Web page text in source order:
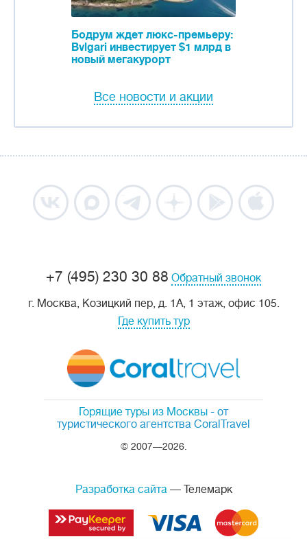
Бодрум ждет люкс-премьеру:
Bvlgari инвестирует $1 млрд в
новый мегакурорт
Все новости и акции
Горящие туры из Москвы - от
туристического агентства CoralTravel
© 2007—2026.
+7 (495) 230 30 88 Обратный звонок
г. Москва, Козицкий пер, д. 1А, 1 этаж, офис 105.
Где купить тур
Разработка сайта— Телемарк